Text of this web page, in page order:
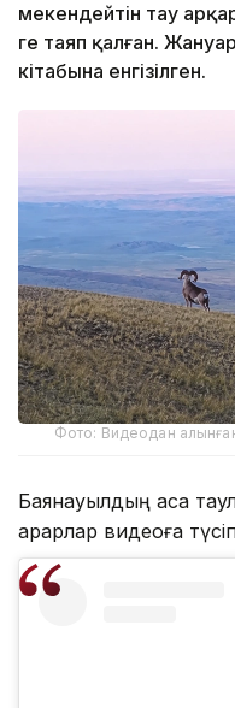
мекендейтін тау
ге таяп қалған.
кітабына енгізілген.
Фото: Видеодан
Баянауылдың асқақ
арқарлар видеоға